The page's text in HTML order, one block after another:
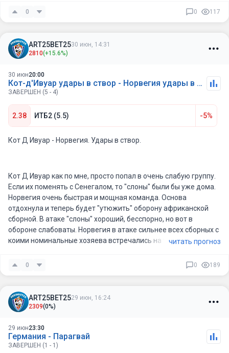
команд, но в целом, 7-8 ударов в створ от Бельгии и 4-5 от
0 0 117
ART25BET2530 июн, 14:31
2810(+15.6%)
30 июн20:00
Кот-д'Ивуар удары в створ - Норвегия удары в створ
ЗАВЕРШЕН (5 - 4)
2.38 ИТБ2 (5.5) -5%
Кот Д Ивуар - Норвегия. Удары в створ.
Кот Д Ивуар как по мне, просто попал в очень слабую группу.
Если их поменять с Сенегалом, то "слоны" были бы уже дома.
Норвегия очень быстрая и мощная команда. Основа
отдохнула и теперь будет "утюжить" оборону африканской
сборной. В атаке "слоны" хороший, бесспорно, но вот в
обороне слабоваты. Норвегия в атаке сильнее всех сборных с
коими номинальные хозяева встречались на турнире,
створ я ожидаю. Против Сенегала нанесли 7, с Ираком было
читать прогноз
0 0 189
ART25BET2529 июн, 16:24
2309(0%)
29 июн23:30
Германия - Парагвай
ЗАВЕРШЕН (1 - 1)